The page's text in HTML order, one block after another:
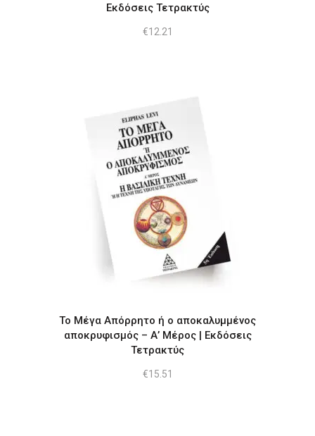
Εκδόσεις Τετρακτύς
€12.21
Το Μέγα Απόρρητο ή ο αποκαλυμμένος
αποκρυφισμός – Α’ Μέρος | Εκδόσεις
Τετρακτύς
€15.51